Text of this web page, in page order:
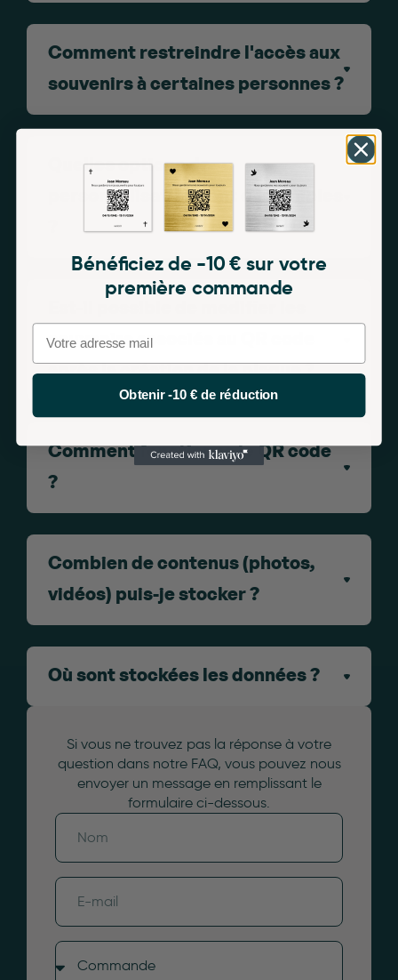
Comment restreindre l'accès aux
souvenirs à certaines personnes ?
Quelles options de
personnalisation sont disponibles
souvenirs associés au QR code
après la création de la plaque ?
Comment fonctionne le QR code
?
Combien de contenus (photos,
vidéos) puis-je stocker ?
Où sont stockées les données ?
Si vous ne trouvez pas la réponse à votre
question dans notre FAQ, vous pouvez nous
envoyer un message en remplissant le
formulaire ci-dessous.
Bénéficiez de -10 € sur votre
première commande
Email
Obtenir -10 € de réduction